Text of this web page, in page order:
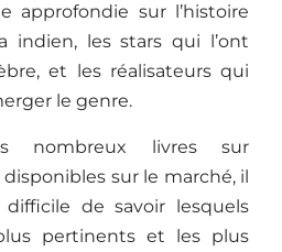
approfondie sur l’histoire
indien, les stars qui l’ont
et les réalisateurs qui
le genre.
nombreux livres sur
sur le marché, il
de savoir lesquels
pertinents et les plus